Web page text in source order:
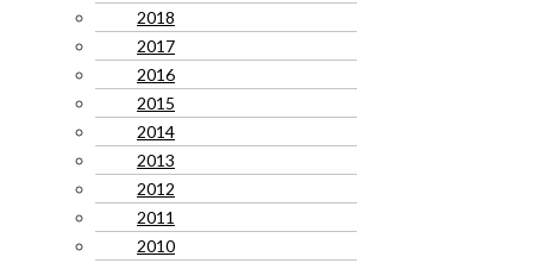
2018
2017
2016
2015
2014
2013
2012
2011
2010